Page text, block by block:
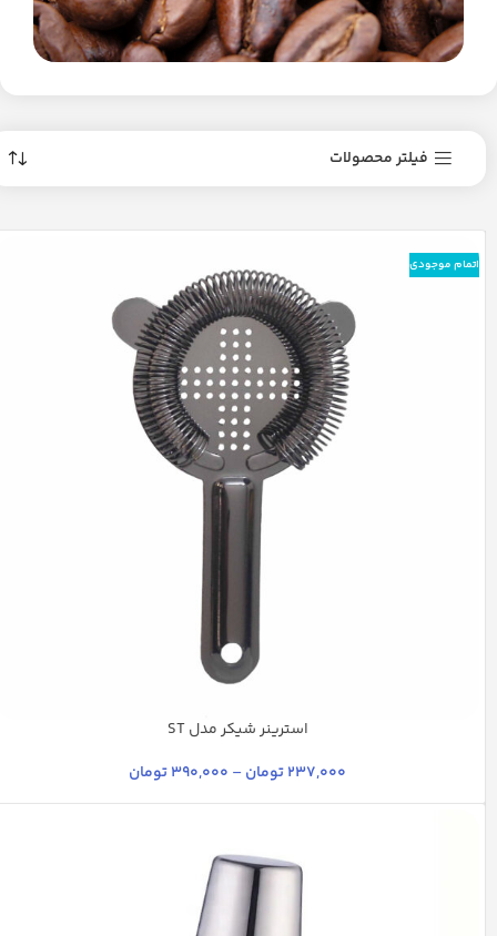
فیلتر محصولات
اتمام موجودی
طلاییمسی
استرینر شیکر مدل ST
237,000تومان –
390,000تومان